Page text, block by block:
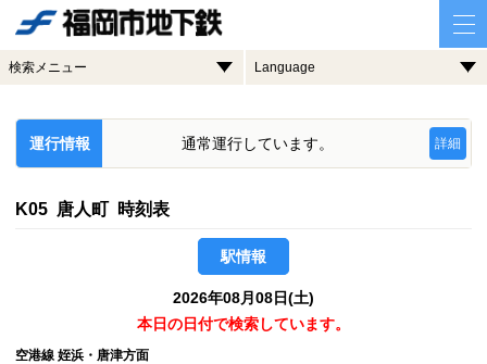
検索メニュー Language
運行情報 通常運行しています。 詳細
K05 唐人町 時刻表
駅情報
2026年08月08日(土)
本日の日付で検索しています。
空港線 姪浜・唐津方面